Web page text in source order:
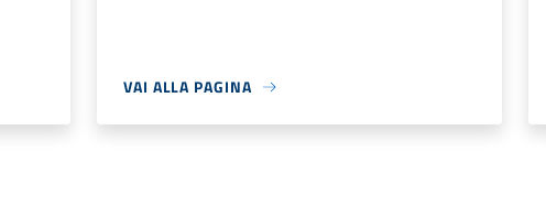
VAI ALLA PAGINA